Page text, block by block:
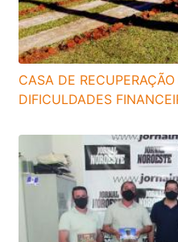
CASA DE
DIFICULDADES